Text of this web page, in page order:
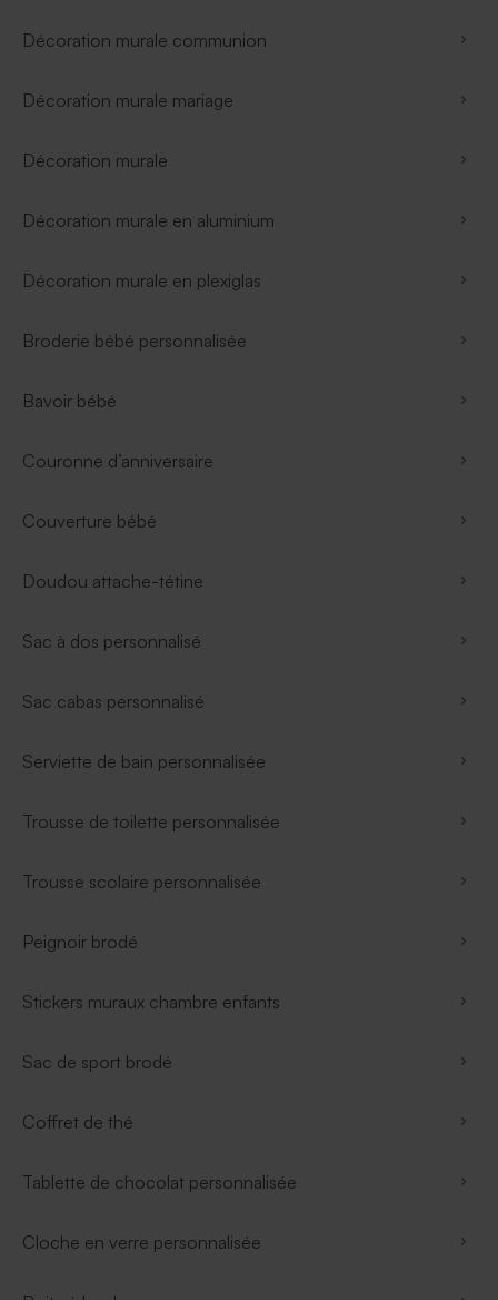
Décoration murale communion
Décoration murale mariage
Décoration murale
Décoration murale en aluminium
Décoration murale en plexiglas
Broderie bébé personnalisée
Bavoir bébé
Couronne d’anniversaire
Couverture bébé
Doudou attache-tétine
Sac à dos personnalisé
Sac cabas personnalisé
Serviette de bain personnalisée
Trousse de toilette personnalisée
Trousse scolaire personnalisée
Peignoir brodé
Stickers muraux chambre enfants
Sac de sport brodé
Coffret de thé
Tablette de chocolat personnalisée
Cloche en verre personnalisée